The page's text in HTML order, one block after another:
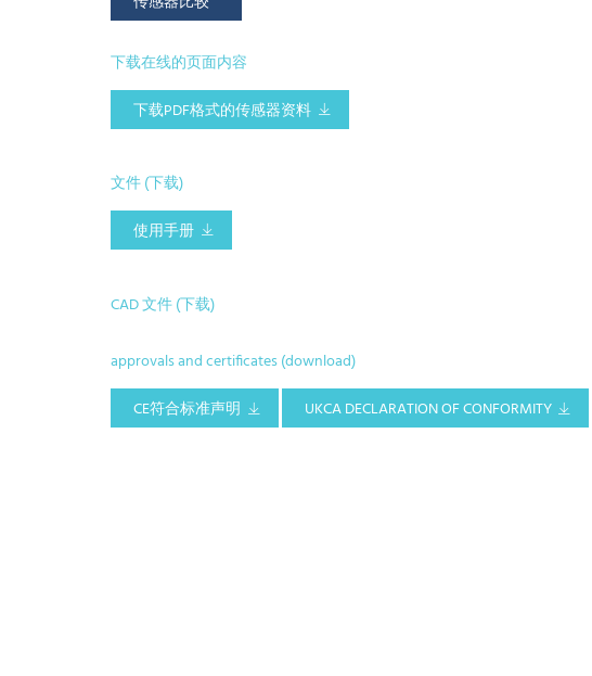
下载在线的页面内容
下载PDF格式的传感器资料
文件 (下载)
使用手册
CAD 文件 (下载)
approvals and certificates (download)
CE符合标准声明
UKCA DECLARATION OF CONFORMITY